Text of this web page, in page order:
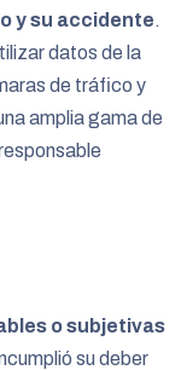
y su accidente.
datos de la
de tráfico y
amplia gama de
o subjetivas
su deber